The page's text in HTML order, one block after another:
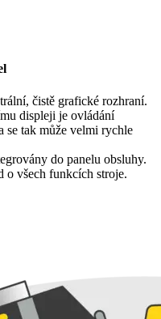
čistě grafické rozhraní.
displeji je ovládání
se tak může velmi rychle
do panelu obsluhy.
o všech funkcích stroje.